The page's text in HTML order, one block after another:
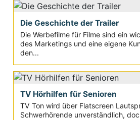
Die Geschichte der Trailer
Die Werbefilme für Filme sind ein
des Marketings und eine eigene
den...
TV Hörhilfen für Senioren
TV Ton wird über Flatscreen
Schwerhörende unverständlich,